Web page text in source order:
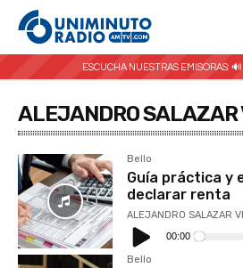
ESCUCHA NUESTRAS EMISORAS: 🔊
ALEJANDRO
Bello
Guía práctica y
declarar renta
ALEJANDRO SALAZAR
Reproductor
de
audio
00:00
Bello